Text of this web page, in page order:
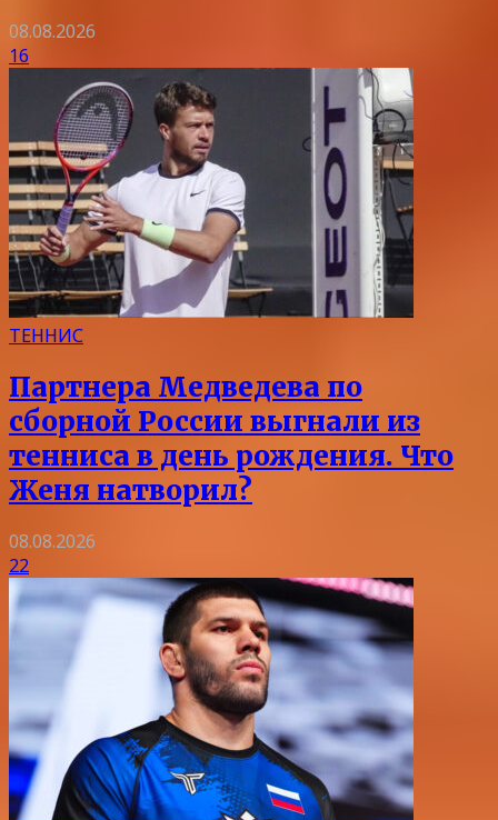
08.08.2026
16
ТЕННИС
Партнера Медведева по
сборной России выгнали из
тенниса в день рождения. Что
Женя натворил?
08.08.2026
22